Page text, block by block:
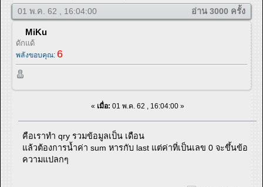
01 พ.ค. 62 , 16:04:00 อ่าน 3000 ครั้ง
MiKu
ดักแด้
พลังขอบคุณ: 6
« เมื่อ: 01 พ.ค. 62 , 16:04:00 »
คือเราทำ qry รวมข้อมูลเป็น เดือน
แล้วต้องการน้ำค่า sum หารกับ last แต่ค่าที่เป็นเลข 0 จะขึ้นข้อ
ความแปลกๆ